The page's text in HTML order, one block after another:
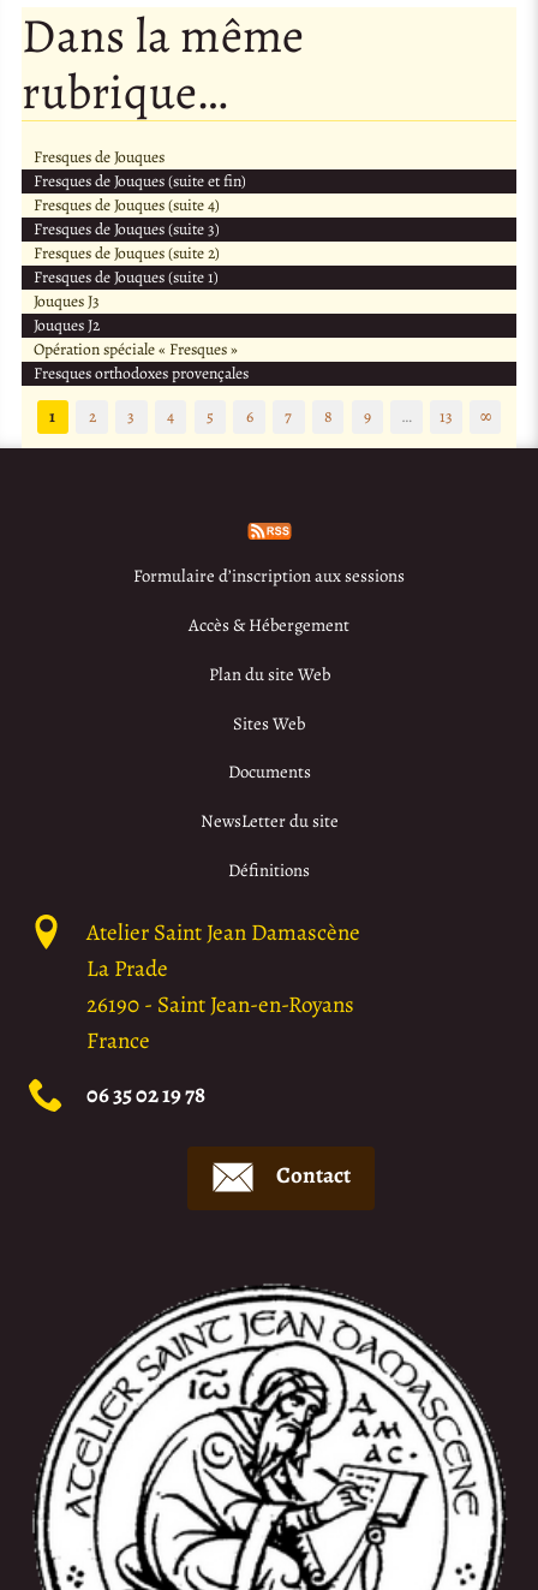
Dans la même
rubrique…
Fresques de Jouques
Fresques de Jouques (suite et fin)
Fresques de Jouques (suite 4)
Fresques de Jouques (suite 3)
Fresques de Jouques (suite 2)
Fresques de Jouques (suite 1)
Jouques J3
Jouques J2
Opération spéciale « Fresques »
Fresques orthodoxes provençales
1
2 3 4 5 6 7 8 9 … 13 ∞
Formulaire d’inscription aux sessions
Accès & Hébergement
Plan du site Web
Sites Web
Documents
NewsLetter du site
Définitions
Atelier Saint Jean Damascène
La Prade
26190- Saint Jean-en-Royans
France
06 35 02 19 78
Contact